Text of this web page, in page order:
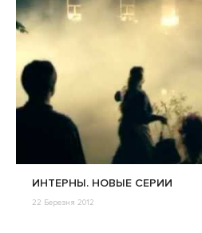
ИНТЕРНЫ. НОВЫЕ СЕРИИ
22 Березня 2012